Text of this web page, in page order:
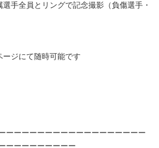
手全員とリングで記念撮影（負傷選手・
ジにて随時可能です
ーーーーーーーーーーーーーーーーーー
ーーーーーーーーー